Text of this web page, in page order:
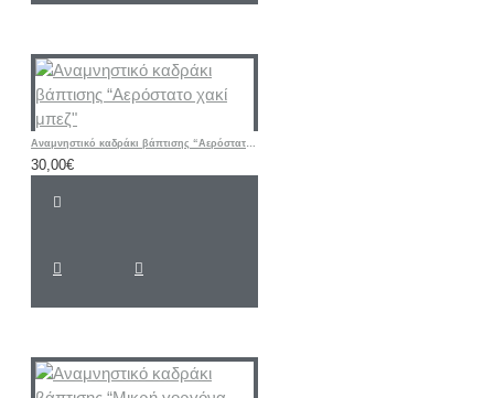
Αναμνηστικό καδράκι βάπτισης “Αερόστατο χακί μπεζ"
30,00€